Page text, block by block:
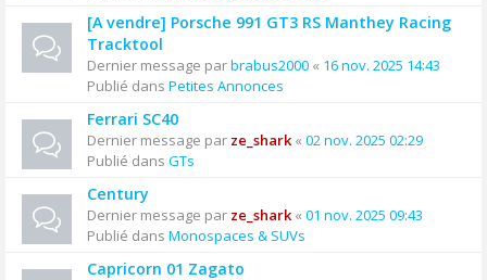
[A vendre] Porsche 991 GT3 RS Manthey Racing
Tracktool
Dernier message parbrabus2000 « 16 nov. 2025 14:43
Publié dans Petites Annonces
Ferrari SC40
Dernier message par ze_shark« 02 nov. 2025 02:29
Publié dans GTs
Century
Dernier message par ze_shark« 01 nov. 2025 09:43
Publié dans Monospaces & SUVs
Capricorn 01 Zagato